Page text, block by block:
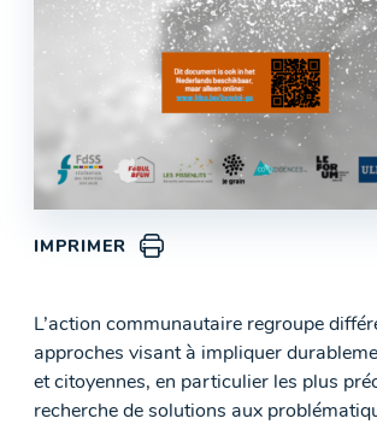
IMPRIMER
L’action communautaire regroupe
approches visant à impliquer
et citoyennes, en particulier les plus
recherche de solutions aux